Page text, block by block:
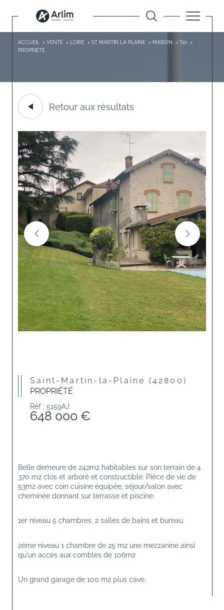
ACCUEIL VENTE LOIRE ST MARTIN LA PLAINE MAISON
T10
PROPRIETE
Retour aux résultats
Saint-Martin-la-Plaine (42800)
PROPRIÉTÉ
Réf : 5159AJ
648 000 €
Belle demeure de 242m2 habitables sur son terrain de 4
370 m2 clos et arboré et constructible. Pièce de vie de
53m2 avec coin cuisine équipée, séjour/salon avec
cheminée donnant sur terrasse et piscine.
1er niveau 5 chambres, 2 salles de bains et bureau.
2éme niveau 1 chambre de 25 m2 une mezzanine ainsi
qu'un accés aux combles de 106m2
Un grand garage de 100 m2 plus cave.